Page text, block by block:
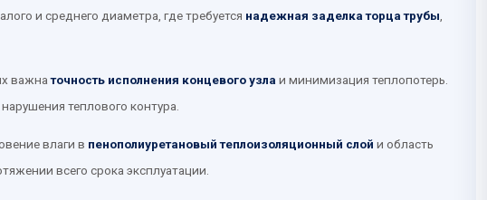
и среднего диаметра, где требуется надежная заделка торца трубы
важнаточность исполнения концевого узла и минимизация теплопотерь.
теплового контура.
влаги в пенополиуретановый теплоизоляционный слой и область
всего срока эксплуатации.